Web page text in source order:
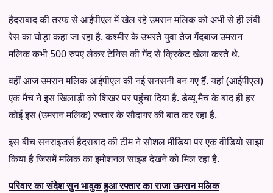
हैदराबाद की तरफ से आईपीएल में खेल रहे उमरान मलिक को अभी से ही लंबी
रेस का घोड़ा कहा जा रहा है. कश्मीर के उभरते युवा तेज गेंदबाज उमरान
मलिक कभी 500 रुपए लेकर टेनिस की गेंद से क्रिकेट खेला करते थे.
वहीं आज उमरान मलिक आईपीएल की नई सनसनी बन गए हैं. यहां (आईपीएल)
एक मैच ने इस खिलाड़ी को शिखर पर पहुंचा दिया है. डेब्यू मैच के बाद ही हर
कोई इस (उमरान मलिक) रफ्तार के सौदागर की बात कर रहा है.
इस बीच सनराइजर्स हैदराबाद की टीम ने सोशल मीडिया पर एक वीडियो साझा
किया है जिसमें मलिक का इमोशनल साइड देखने को मिल रहा है.
परिवार का संदेश सुन भावुक हुआ रफ्तार का राजा उमरान मलिक